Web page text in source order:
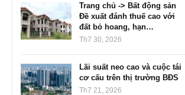
Trang chủ -> Bất động sản
Đề xuất đánh thuế cao với
đất bỏ hoang, hạn…
Th7 30, 2026
Lãi suất neo cao và cuộc tái
cơ cấu trên thị trường BĐS
Th7 21, 2026